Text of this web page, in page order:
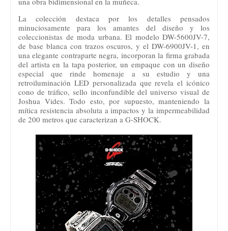
La colección destaca por los detalles pensados
minuciosamente para los amantes del diseño y los
coleccionistas de moda urbana. El modelo DW-5600JV-7,
de base blanca con trazos oscuros, y el DW-6900JV-1, en
una elegante contraparte negra, incorporan la firma grabada
del artista en la tapa posterior, un empaque con un diseño
especial que rinde homenaje a su estudio y una
retroiluminación LED personalizada que revela el icónico
cono de tráfico, sello inconfundible del universo visual de
Joshua Vides. Todo esto, por supuesto, manteniendo la
mítica resistencia absoluta a impactos y la impermeabilidad
de 200 metros que caracterizan a G-SHOCK.